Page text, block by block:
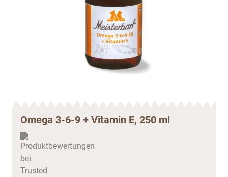
Omega 3-6-9 + Vitamin E, 250 ml